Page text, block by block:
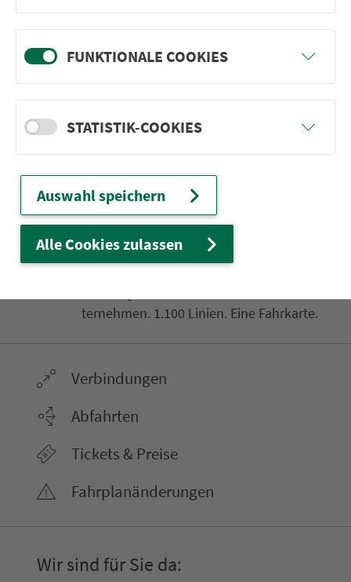
Bamberg Wörthstr.
Bamberg Neuerbstr.
Bamberg Katharinenstr.
Bamberg Bahnhof/Brennerstr.
Ver­kehrs­ver­bund Groß­raum
Nürn­berg
ter­neh­men. 1.100 Linien. Eine Fahr­kar­te.
Ver­bin­dungen
Abfahrten
Tickets & Preise
Fahr­plan­ände­rungen
Wir sind für Sie da:
FUNKTIONALE COOKIES
STATISTIK-COOKIES
Auswahl speichern
Alle Cookies zulassen